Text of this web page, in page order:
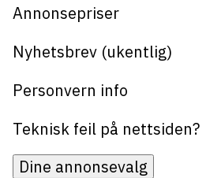
Annonsepriser
Nyhetsbrev (ukentlig)
Personvern info
Teknisk feil på nettsiden?
Dine annonsevalg